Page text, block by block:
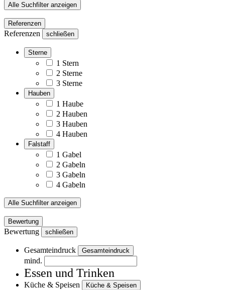
Alle Suchfilter anzeigen
Referenzen
Referenzen schließen
Sterne
1 Stern
2 Sterne
3 Sterne
Hauben
1 Haube
2 Hauben
3 Hauben
4 Hauben
Falstaff
1 Gabel
2 Gabeln
3 Gabeln
4 Gabeln
Alle Suchfilter anzeigen
Bewertung
Bewertung schließen
Gesamteindruck Gesamteindruck
mind.
Essen und Trinken
Küche & Speisen Küche & Speisen